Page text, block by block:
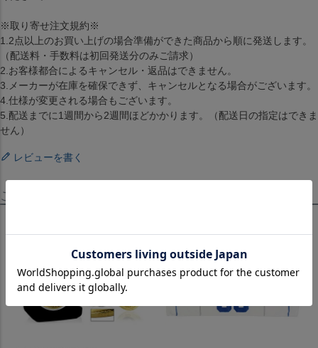
※取り寄せ注文規約※
1.2点以上のお買い上げの場合準備ができた商品から順に発送します。
（配送料・手数料は初回発送分のみご請求）
2.お客様都合によるキャンセル・返品はできません。
3.メーカーが在庫を確保できず、キャンセルとなる場合がございます。
4.仕様が変更される場合もございます。
5.配送までに1週間から2週間ほどかかります。（配送日の指定はできま
せん）
レビューを書く
この商品を見たお客様はこちらも見ています！